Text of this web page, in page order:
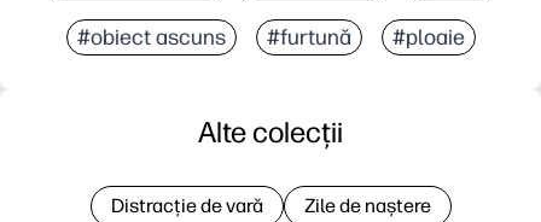
#obiect ascuns #furtună #ploaie
Alte colecții
Distracție de vară Zile de naștere